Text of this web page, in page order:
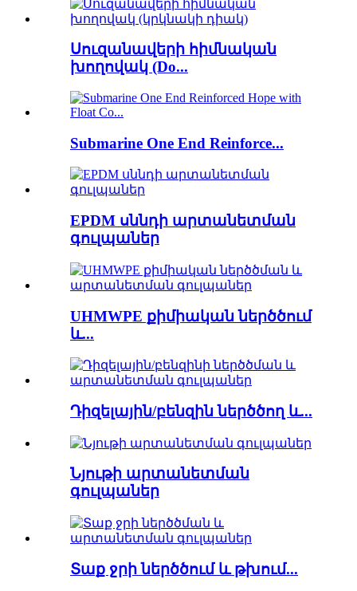
Սուզանավերի հիմնական
խողովակ (Do...
Submarine One End Reinforce...
EPDM սննդի արտանետման
գուլպաներ
UHMWPE քիմիական ներծծում
և...
Դիզելային/բենզին ներծծող և...
Նյութի արտանետման
գուլպաներ
Տաք ջրի ներծծում և թխում...